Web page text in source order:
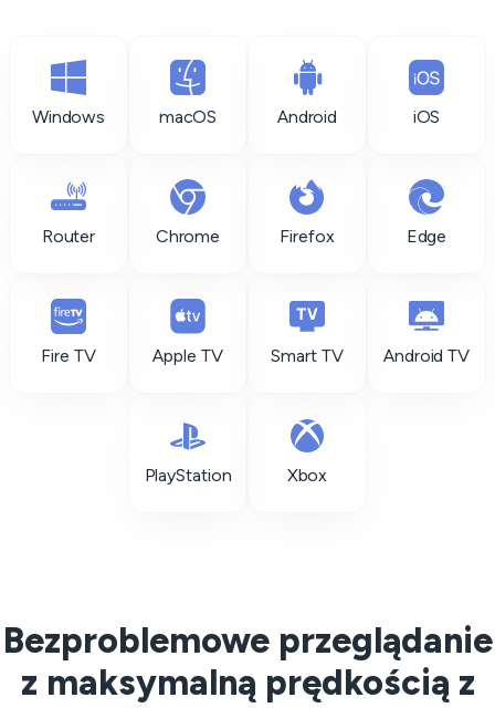
Windows macOS Android iOS
Router Chrome Firefox Edge
Fire TV Apple TV Smart TV Android TV
PlayStation Xbox
Bezproblemowe przeglądanie
z maksymalną prędkością z